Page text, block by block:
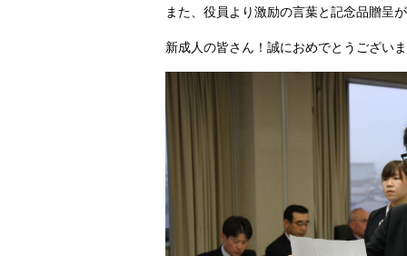
また、役員より激励の言葉と記念品贈呈
新成人の皆さん！誠におめでとうござい